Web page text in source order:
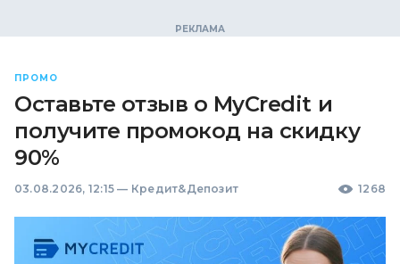
ПРОМО
Оставьте отзыв о MyCredit и
получите промокод на скидку
90%
03.08.2026, 12:15 — Кредит&Депозит 1268